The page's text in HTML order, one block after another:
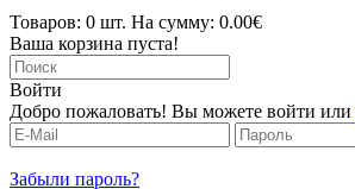
Товаров: 0 шт. На сумму: 0.00€
Ваша корзина пуста!
Войти
Добро пожаловать! Вы можете войти или
Забыли пароль?